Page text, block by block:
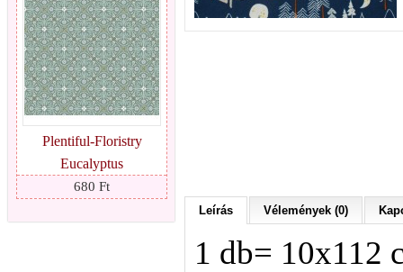
Plentiful-Floristry
Eucalyptus
680 Ft
Leírás Vélemények (0)
1 db= 10x112